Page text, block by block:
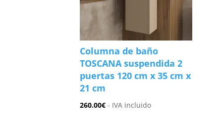
Columna de baño
TOSCANA suspendida 2
puertas 120 cm x 35 cm x
21 cm
260.00€ - IVA incluido